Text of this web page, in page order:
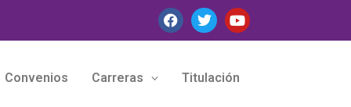
Convenios Carreras Titulación